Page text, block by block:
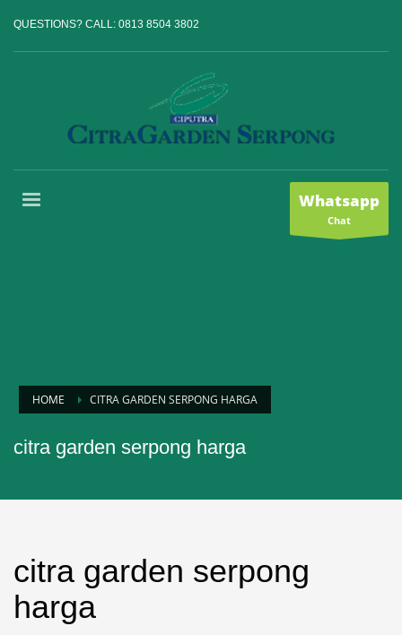
QUESTIONS? CALL: 0813 8504 3802
Whatsapp
Chat
HOME CITRA GARDEN SERPONG HARGA
citra garden serpong harga
citra garden serpong
harga